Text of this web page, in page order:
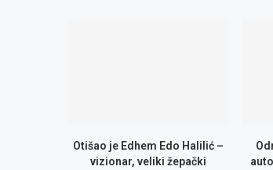
Otišao je Edhem Edo Halilić –
vizionar, veliki žepački